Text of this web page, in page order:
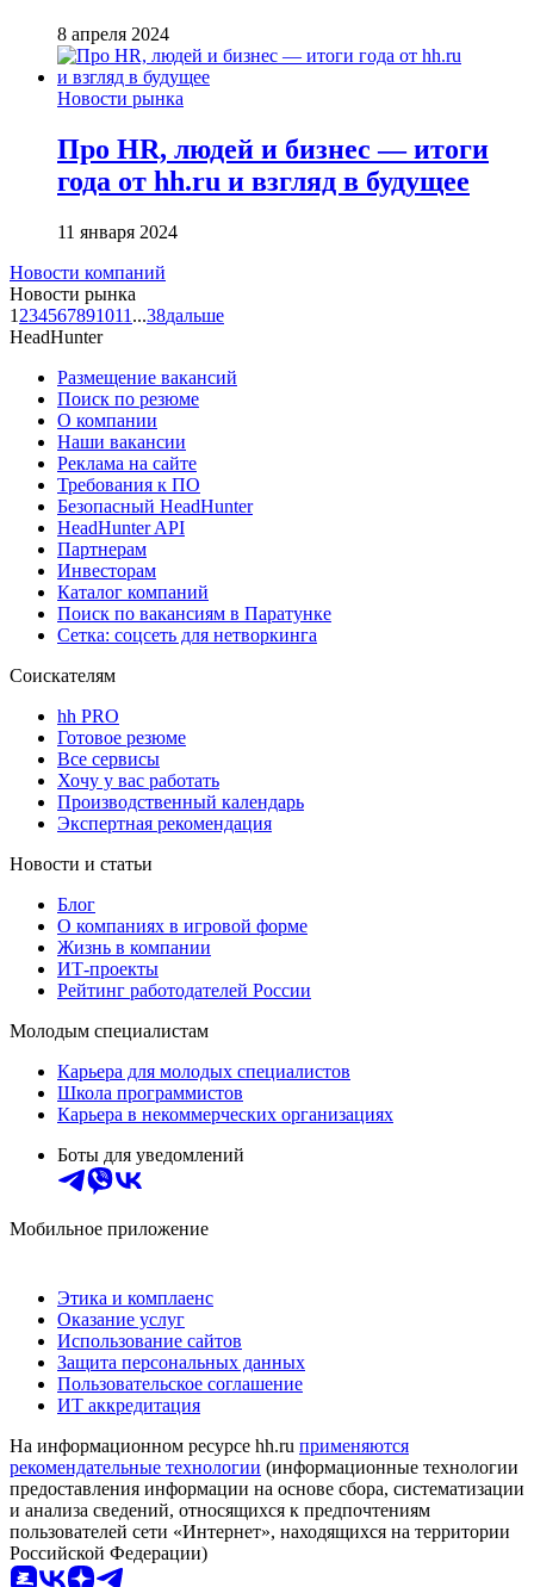
8 апреля 2024
Новости рынка
Про HR, людей и бизнес — итоги
года от hh.ru и взгляд в будущее
11 января 2024
Новости компаний
Новости рынка
1 234567891011 ...38дальше
HeadHunter
Размещение вакансий
Поиск по резюме
О компании
Наши вакансии
Реклама на сайте
Требования к ПО
Безопасный HeadHunter
HeadHunter API
Партнерам
Инвесторам
Каталог компаний
Поиск по вакансиям в Паратунке
Сетка: соцсеть для нетворкинга
Соискателям
hh PRO
Готовое резюме
Все сервисы
Хочу у вас работать
Производственный календарь
Экспертная рекомендация
Новости и статьи
Блог
О компаниях в игровой форме
Жизнь в компании
ИТ-проекты
Рейтинг работодателей России
Молодым специалистам
Карьера для молодых специалистов
Школа программистов
Карьера в некоммерческих организациях
Боты для уведомлений
Мобильное приложение
Этика и комплаенс
Оказание услуг
Использование сайтов
Защита персональных данных
Пользовательское соглашение
ИТ аккредитация
На информационном ресурсе hh.ru применяются
рекомендательные технологии (информационные технологии
предоставления информации на основе сбора, систематизации
и анализа сведений, относящихся к предпочтениям
пользователей сети «Интернет», находящихся на территории
Российской Федерации)